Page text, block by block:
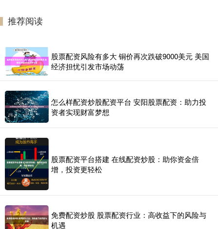
推荐阅读
股票配资风险有多大 铜价再次跌破9000美元 美国
经济担忧引发市场动荡
怎么样配资炒股配资平台 安阳股票配资：助力投
资者实现财富梦想
股票配资平台搭建 在线配资炒股：助你资金倍
增，投资更轻松
免费配资炒股 股票配资行业：高收益下的风险与
机遇